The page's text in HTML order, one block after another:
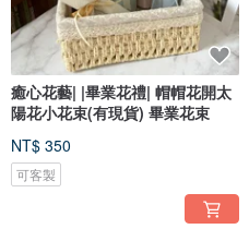
癒心花藝| |畢業花禮| 帽帽花開太
陽花小花束(有現貨) 畢業花束
NT$ 350
可客製